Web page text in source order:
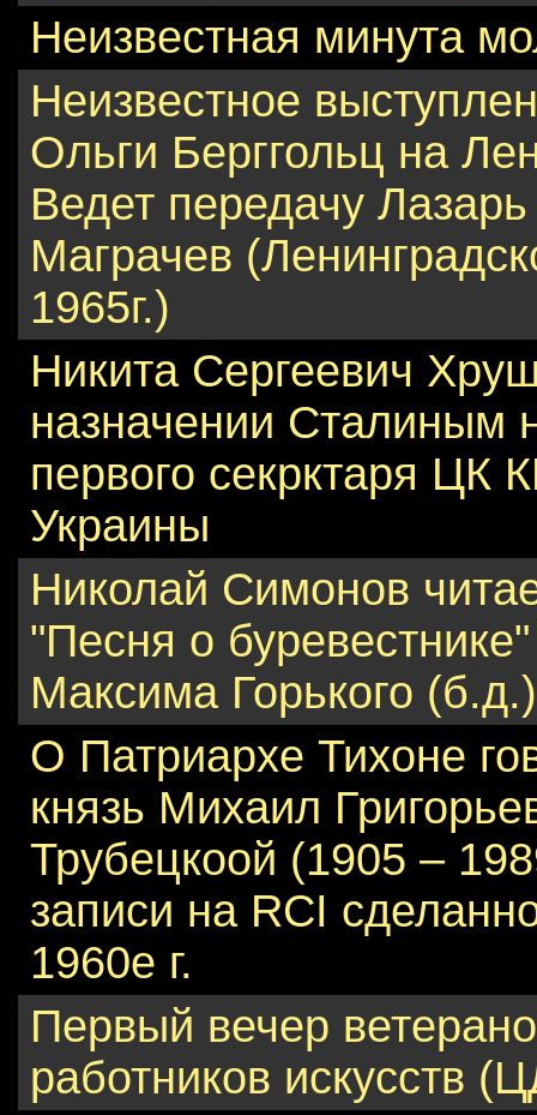
Неизвестная минута
Неизвестное
Ольги Берггольц на
Ведет передачу Лазарь
Маграчев
1965г.)
Никита Сергеевич
назначении Сталиным
первого секрктаря ЦК
Украины
Николай Симонов
"Песня о буревестнике"
Максима Горького (б.д.)
О Патриархе Тихоне
князь Михаил
Трубецкоой (1905 –
записи на RCI
1960е г.
Первый вечер
работников искусств